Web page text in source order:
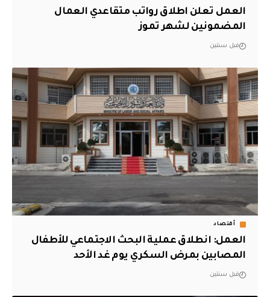
‏العمل تعلن اطلاق رواتب متقاعدي العمال
المضمونين لشهر تموز
قبل سنتين
أقتصاد
العمل: انطلاق عملية البحث الاجتماعي للأطفال
المصابين بمرض السكري يوم غد الأحد
قبل سنتين